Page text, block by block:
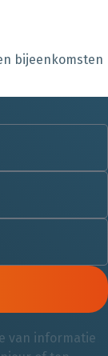
bijeenkomsten
van informatie